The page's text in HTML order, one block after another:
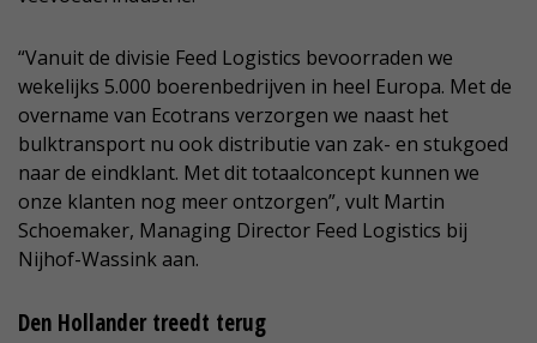
“Vanuit de divisie Feed Logistics bevoorraden we
wekelijks 5.000 boerenbedrijven in heel Europa. Met de
overname van Ecotrans verzorgen we naast het
bulktransport nu ook distributie van zak- en stukgoed
naar de eindklant. Met dit totaalconcept kunnen we
onze klanten nog meer ontzorgen”, vult Martin
Schoemaker, Managing Director Feed Logistics bij
Nijhof-Wassink aan.
Den Hollander treedt terug